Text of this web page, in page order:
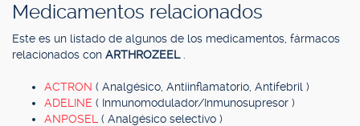
Medicamentos relacionados
Este es un listado de algunos de los medicamentos, fármacos
relacionados con ARTHROZEEL
ACTRON ( Analgésico, Antiinflamatorio, Antifebril )
ADELINE ( Inmunomodulador/Inmunosupresor )
ANPOSEL ( Analgésico selectivo )